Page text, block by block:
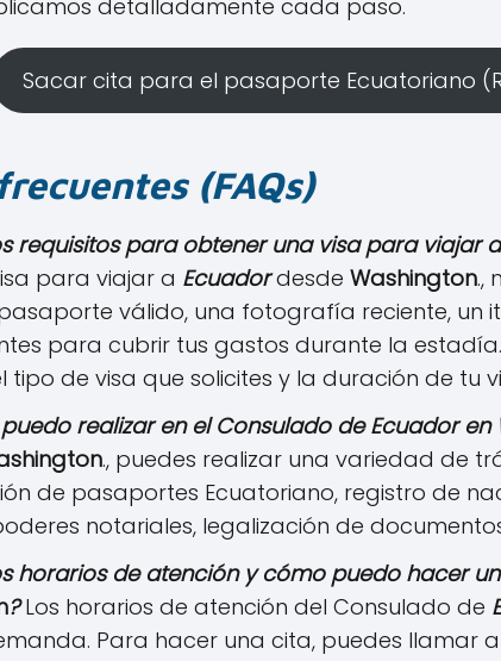
detalladamente cada paso.
Sacar cita para el pasaporte Ecuatoriano
(FAQs)
requisitos para obtener una visa para viajar
para viajar a Ecuadordesde Washington.,
válido, una fotografía reciente, un
para cubrir tus gastos durante la
tipo de visa que solicites y la duración de tu
realizar en el Consulado deEcuadoren
., puedes realizar una variedad de
de pasaportes Ecuatoriano, registro de
notariales, legalización de
horarios de atención y cómo puedo hacer
?Los horarios de atención del Consulado de
Para hacer una cita, puedes llamar